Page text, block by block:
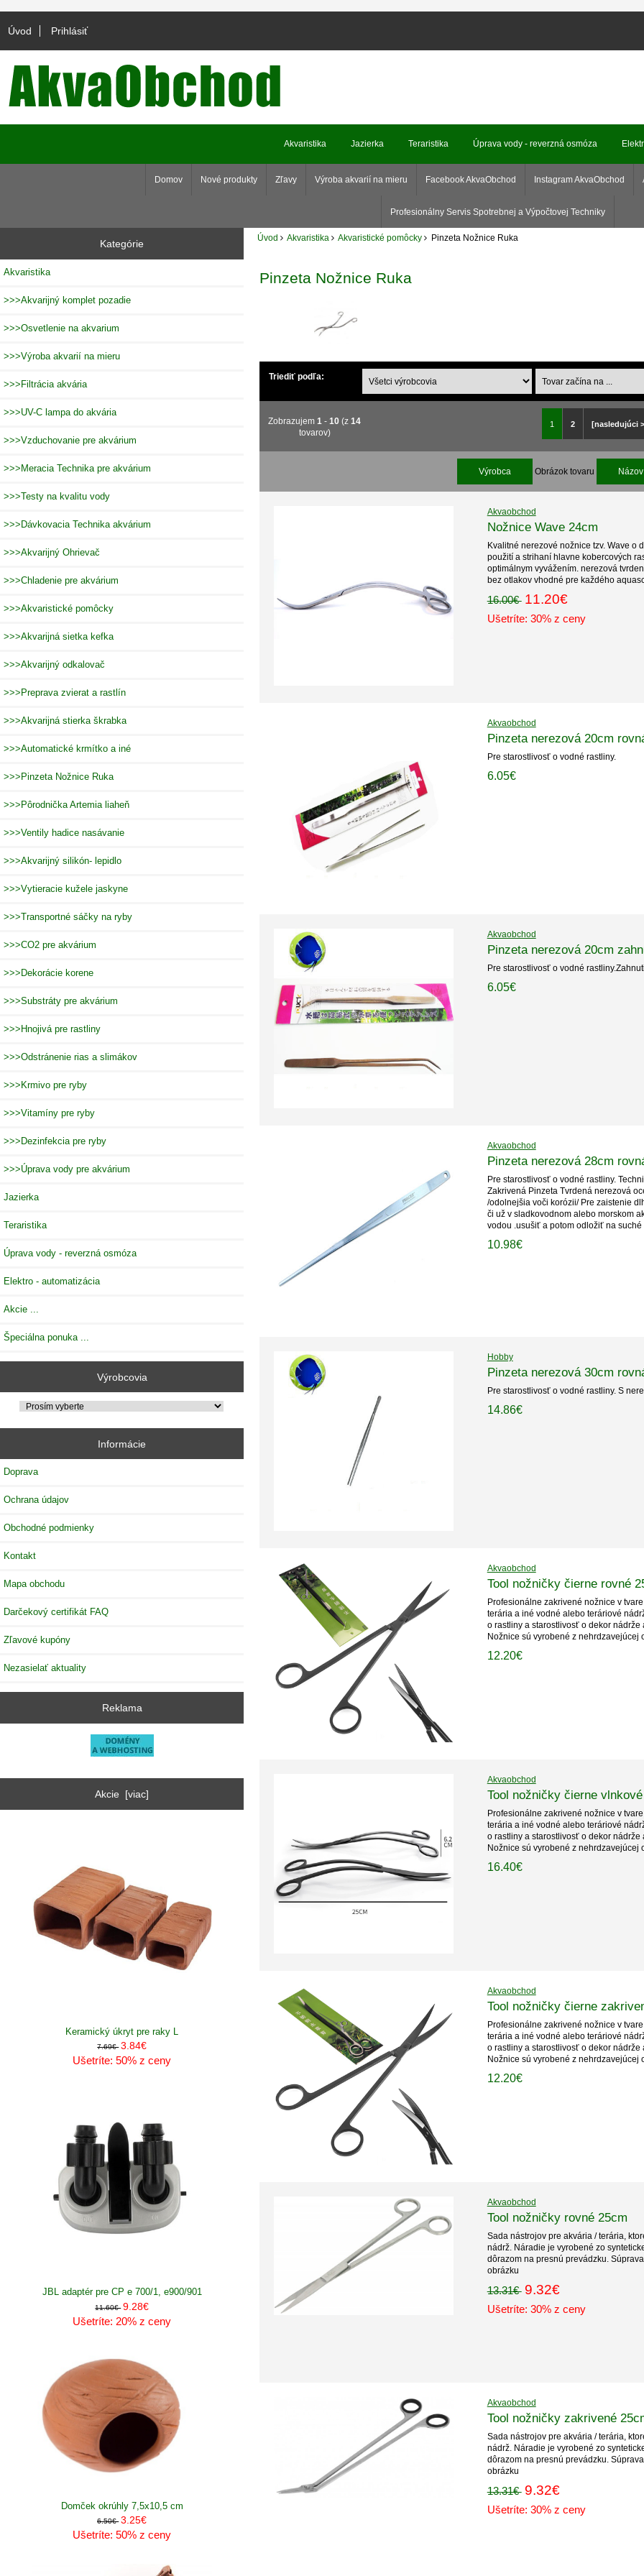
Úvod Prihlásiť
Akvaristika Jazierka Teraristika Úprava vody - reverzná osmóza
Domov Nové produkty Zľavy Výroba akvarií na mieru Facebook AkvaObchod Instagram AkvaObchod
Profesionálny Servis Spotrebnej a Výpočtovej Techniky
Kategórie
Akvaristika
>>>Akvarijný komplet pozadie
>>>Osvetlenie na akvarium
>>>Výroba akvarií na mieru
>>>Filtrácia akvária
>>>UV-C lampa do akvária
>>>Vzduchovanie pre akvárium
>>>Meracia Technika pre akvárium
>>>Testy na kvalitu vody
>>>Dávkovacia Technika akvárium
>>>Akvarijný Ohrievač
>>>Chladenie pre akvárium
>>>Akvaristické pomôcky
>>>Akvarijná sietka kefka
>>>Akvarijný odkalovač
>>>Preprava zvierat a rastlín
>>>Akvarijná stierka škrabka
>>>Automatické krmítko a iné
>>>Pinzeta Nožnice Ruka
>>>Pôrodnička Artemia liaheň
>>>Ventily hadice nasávanie
>>>Akvarijný silikón- lepidlo
>>>Vytieracie kužele jaskyne
>>>Transportné sáčky na ryby
>>>CO2 pre akvárium
>>>Dekorácie korene
>>>Substráty pre akvárium
>>>Hnojivá pre rastliny
>>>Odstránenie rias a slimákov
>>>Krmivo pre ryby
>>>Vitamíny pre ryby
>>>Dezinfekcia pre ryby
>>>Úprava vody pre akvárium
Jazierka
Teraristika
Úprava vody - reverzná osmóza
Elektro - automatizácia
Akcie ...
Špeciálna ponuka ...
Výrobcovia
Informácie
Doprava
Ochrana údajov
Obchodné podmienky
Kontakt
Mapa obchodu
Darčekový certifikát FAQ
Zľavové kupóny
Nezasielať aktuality
Reklama
Akcie [viac]
Keramický úkryt pre raky L
7.69€ 3.84€
Ušetríte: 50% z ceny
JBL adaptér pre CP e 700/1, e900/901
11.60€ 9.28€
Ušetríte: 20% z ceny
Domček okrúhly 7,5x10,5 cm
6.50€ 3.25€
Ušetríte: 50% z ceny
Úvod Akvaristika Akvaristické pomôcky Pinzeta Nožnice Ruka
Pinzeta Nožnice Ruka
Triediť podľa:
1 2 [nasledujúci
Zobrazujem1 -10 (z14
tovarov)
Výrobca Obrázok tovaru
Akvaobchod
Nožnice Wave 24cm
Kvalitné nerezové nožnice tzv. Wave o
použití a strihaní hlavne kobercových
optimálnym vyvážením. nerezová
bez otlakov vhodné pre každého
16.00€ 11.20€
Ušetríte: 30% z ceny
Akvaobchod
Pinzeta nerezová 20cm
Pre starostlivosť o vodné rastliny.
6.05€
Akvaobchod
Pinzeta nerezová 20cm
Pre starostlivosť o vodné
6.05€
Akvaobchod
Pinzeta nerezová 28cm
Pre starostlivosť o vodné rastliny.
Zakrivená Pinzeta Tvrdená nerezová
/odolnejšia voči korózii/ Pre zaistenie
či už v sladkovodnom alebo morskom
vodou .usušiť a potom odložiť na suché
10.98€
Hobby
Pinzeta nerezová 30cm
Pre starostlivosť o vodné rastliny. S
14.86€
Akvaobchod
Tool nožničky čierne rovné
Profesionálne zakrivené nožnice v
terária a iné vodné alebo teráriové
o rastliny a starostlivosť o dekor nádrže
Nožnice sú vyrobené z nehrdzavejúcej
12.20€
Akvaobchod
Tool nožničky čierne
Profesionálne zakrivené nožnice v
terária a iné vodné alebo teráriové
o rastliny a starostlivosť o dekor nádrže
Nožnice sú vyrobené z nehrdzavejúcej
16.40€
Akvaobchod
Tool nožničky čierne
Profesionálne zakrivené nožnice v
terária a iné vodné alebo teráriové
o rastliny a starostlivosť o dekor nádrže
Nožnice sú vyrobené z nehrdzavejúcej
12.20€
Akvaobchod
Tool nožničky rovné 25cm
Sada nástrojov pre akvária / terária,
nádrž. Náradie je vyrobené zo
dôrazom na presnú prevádzku.
obrázku
13.31€ 9.32€
Ušetríte: 30% z ceny
Akvaobchod
Tool nožničky zakrivené
Sada nástrojov pre akvária / terária,
nádrž. Náradie je vyrobené zo
dôrazom na presnú prevádzku.
obrázku
13.31€ 9.32€
Ušetríte: 30% z ceny